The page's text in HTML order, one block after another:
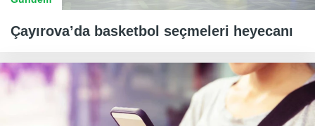
Çayırova’da basketbol seçmeleri heyecanı